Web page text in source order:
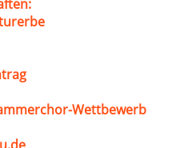
Wettbewerb